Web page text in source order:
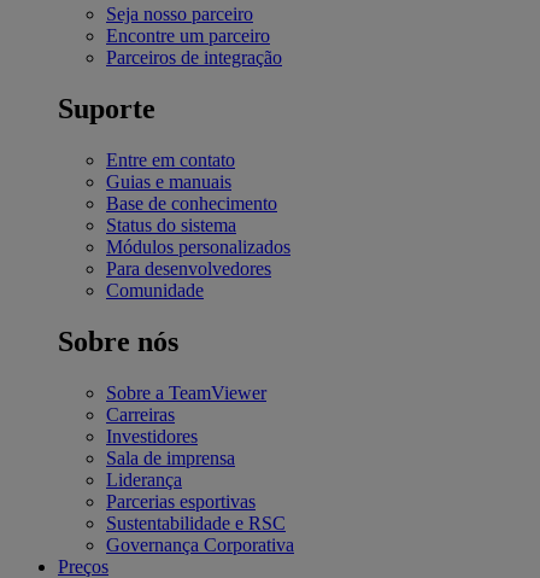
Seja nosso parceiro
Encontre um parceiro
Parceiros de integração
Suporte
Entre em contato
Guias e manuais
Base de conhecimento
Status do sistema
Módulos personalizados
Para desenvolvedores
Comunidade
Sobre nós
Sobre a TeamViewer
Carreiras
Investidores
Sala de imprensa
Liderança
Parcerias esportivas
Sustentabilidade e RSC
Governança Corporativa
Preços